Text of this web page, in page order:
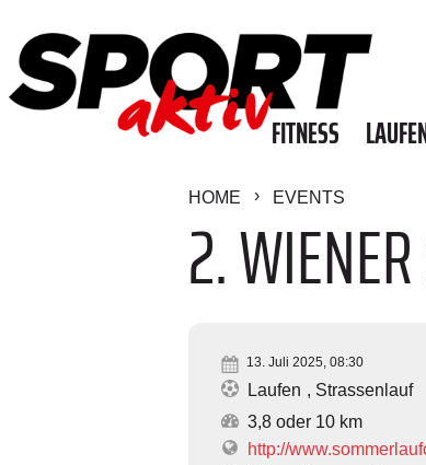
FITNESS
HOME EVENTS
2.
13. Juli 2025, 08:30
Laufen
Strassenlauf
3,8 oder 10 km
http://